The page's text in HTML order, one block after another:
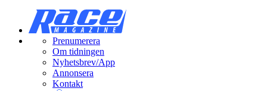
Prenumerera
Om tidningen
Nyhetsbrev/App
Annonsera
Kontakt